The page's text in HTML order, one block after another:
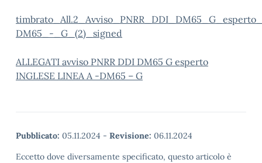
DM65_-_G_(2)_signed
ALLEGATI avviso PNRR DDI DM65 G esperto
INGLESE LINEA A -DM65 – G
Pubblicato: 05.11.2024 - Revisione: 06.11.2024
Eccetto dove diversamente specificato, questo articolo è